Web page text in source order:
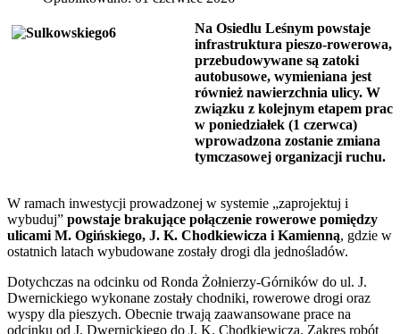
Na Osiedlu Leśnym powstaje
infrastruktura pieszo-rowerowa,
przebudowywane są zatoki
autobusowe, wymieniana jest
również nawierzchnia ulicy. W
związku z kolejnym etapem prac
w poniedziałek (1 czerwca)
wprowadzona zostanie zmiana
tymczasowej organizacji ruchu.
W ramach inwestycji prowadzonej w systemie „zaprojektuj i
wybuduj” powstaje brakujące połączenie rowerowe pomiędzy
ulicami M. Ogińskiego, J. K. Chodkiewicza i Kamienną, gdzie w
ostatnich latach wybudowane zostały drogi dla jednośladów.
Dotychczas na odcinku od Ronda Żołnierzy-Górników do ul. J.
Dwernickiego wykonane zostały chodniki, rowerowe drogi oraz
wyspy dla pieszych. Obecnie trwają zaawansowane prace na
odcinku od J. Dwernickiego do J. K. Chodkiewicza. Zakres robót